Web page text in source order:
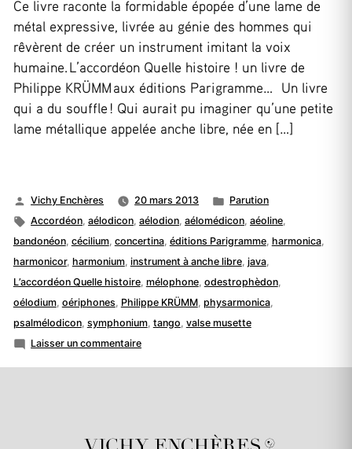
Ce livre raconte la formidable épopée d’une lame de
métal expressive, livrée au génie des hommes qui
rêvèrent de créer un instrument imitant la voix
humaine. L’accordéon Quelle histoire ! un livre de
Philippe KRÜMM aux éditions Parigramme… Un livre
qui a du souffle ! Qui aurait pu imaginer qu’une petite
lame métallique appelée anche libre, née en […]
Publié
par
Vichy Enchères 20 mars 2013
Publié
dans
Parution
Étiquettes :
Accordéon,aélodicon,aélodion,aélomédicon,aéoline,
bandonéon, cécilium, concertina, éditions Parigramme, harmonica,
harmonicor, harmonium, instrument à anche libre, java,
L’accordéon Quelle histoire, mélophone, odestrophèdon,
oélodium, oériphones, Philippe KRÜMM, physarmonica,
psalmélodicon, symphonium, tango, valse musette
Laisser un commentairesur